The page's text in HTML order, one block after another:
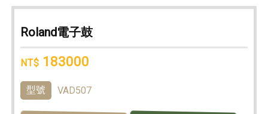
Roland電子鼓
NT$ 183000
型號 VAD507